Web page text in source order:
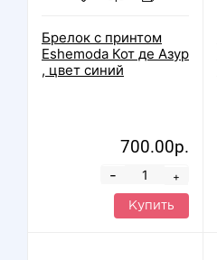
Брелок с принтом
Eshemoda Кот де Азур
, цвет синий
700.00р.
+
-
Купить